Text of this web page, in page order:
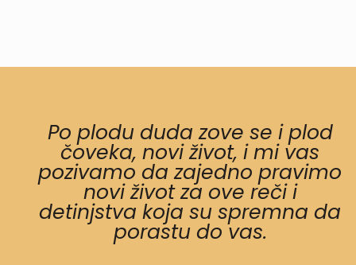
Po plodu duda zove se i plod
čoveka, novi život, i mi vas
pozivamo da zajedno pravimo
novi život za ove reči i
detinjstva koja su spremna da
porastu do vas.